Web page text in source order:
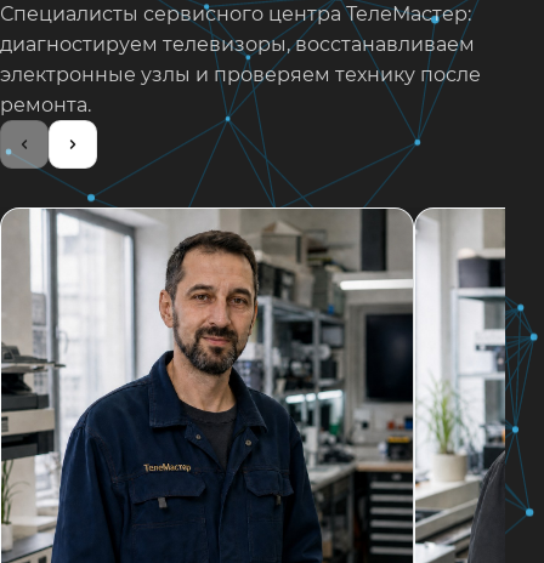
Специалисты сервисного центра ТелеМастер:
диагностируем телевизоры, восстанавливаем
электронные узлы и проверяем технику после
ремонта.